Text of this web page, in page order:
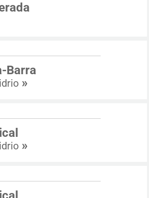
Barra
»
»